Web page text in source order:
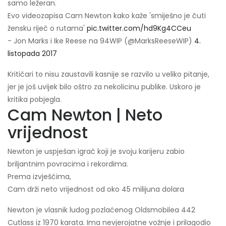
samo ležeran.
Evo videozapisa Cam Newton kako kaže 'smiješno je čuti
žensku riječ o rutama' pic.twitter.com/hd9Kg4CCeu
- Jon Marks i Ike Reese na 94WIP (@MarksReeseWIP) 4.
listopada 2017
Kritičari to nisu zaustavili kasnije se razvilo u veliko pitanje,
jer je još uvijek bilo oštro za nekolicinu publike. Uskoro je
kritika pobjegla.
Cam Newton | Neto
vrijednost
Newton je uspješan igrač koji je svoju karijeru zabio
briljantnim povracima i rekordima.
Prema izvješćima,
Cam drži neto vrijednost od oko 45 milijuna dolara
Newton je vlasnik ludog pozlaćenog Oldsmobilea 442
Cutlass iz 1970 karata. Ima nevjerojatne vožnje i prilagodio